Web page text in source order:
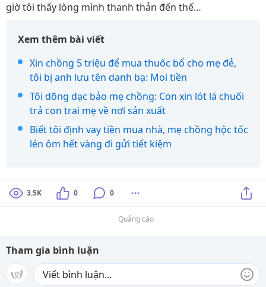
giờ tôi thấy lòng mình thanh thản đến thế…
Xem thêm bài viết
Xin chồng 5 triệu để mua thuốc bổ cho mẹ đẻ,
tôi bị anh lưu tên danh bạ: Moi tiền
Tôi dõng dạc bảo mẹ chồng: Con xin lót lá chuối
trả con trai mẹ về nơi sản xuất
Biết tôi định vay tiền mua nhà, mẹ chồng hộc tốc
lén ôm hết vàng đi gửi tiết kiệm
3.5K 0 0
Quảng cáo
Tham gia bình luận